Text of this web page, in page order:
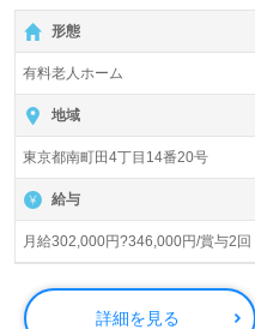
給302,000円から346,000
回の賞与があり、安定した
りの南町田グランベリーパ
可能なため、通勤に便利な
当施設『Re HOPE南町田
ス型住宅で、急性期から緩
広い経験を持つ方が活躍で
す方にも最適な職場です。
めてご利用者様の「生きる
しており、深い人間関係が
形態
有料老人ホーム
地域
東京都南町田4丁目14番20号
給与
月給302,000円?346,000円/賞与2回
詳細を見る